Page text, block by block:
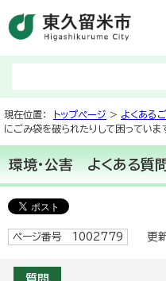
現在位置： トップページ > よくある
にごみ袋を破られたりして困っていま
環境・公害 よくある質問
ページ番号 1002779 更